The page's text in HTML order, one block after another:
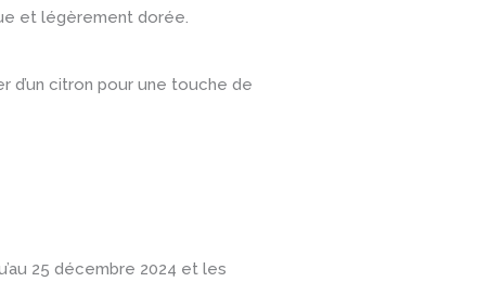
et légèrement dorée.
d’un citron pour une touche de
25 décembre 2024 et les